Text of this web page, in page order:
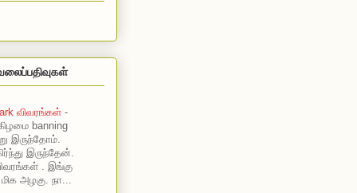
விவரங்கள் -
banning
இருந்தோம்.
இருந்தேன்.
. இங்கு
அழகு. நா...